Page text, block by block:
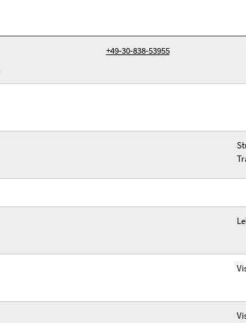
+49-30-838-53955